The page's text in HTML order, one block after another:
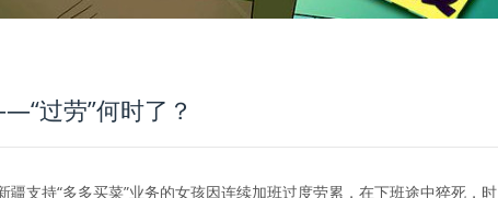
过劳”何时了？
支持“多多买菜”业务的女孩因连续加班过度劳累，在下班途中猝死，时